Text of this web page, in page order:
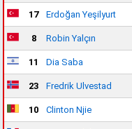
17 Erdoğan Yeşilyurt
8 Robin Yalçın
11 Dia Saba
23 Fredrik Ulvestad
10 Clinton Njie